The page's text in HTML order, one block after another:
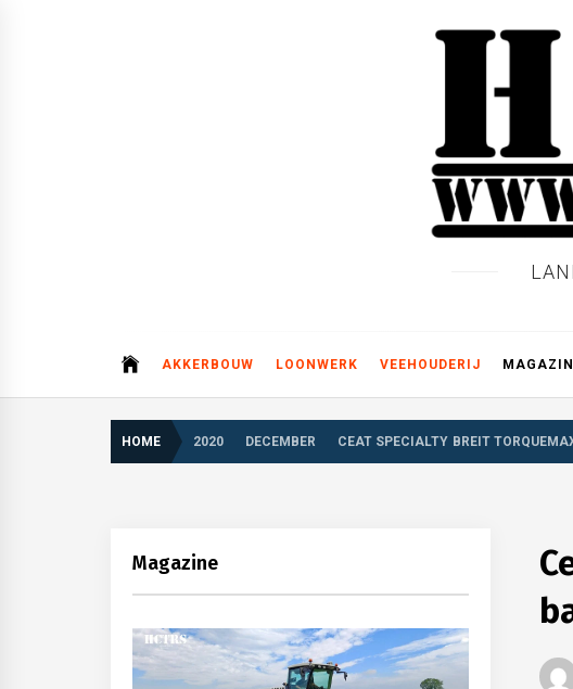
AKKERBOUW LOONWERK VEEHOUDERIJ
HOME 2020 DECEMBER CEAT SPECIALTY BREIT
Magazine